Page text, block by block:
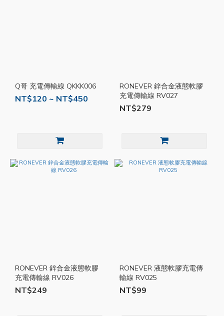
Q哥 充電傳輸線 QKKK006
NT$120 ~ NT$450
RONEVER 鋅合金液態軟膠
充電傳輸線 RV027
NT$279
RONEVER 鋅合金液態軟膠
充電傳輸線 RV026
NT$249
RONEVER 液態軟膠充電傳
輸線 RV025
NT$99